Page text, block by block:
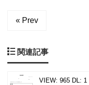
« Prev
関連記事
VIEW: 965 DL: 1